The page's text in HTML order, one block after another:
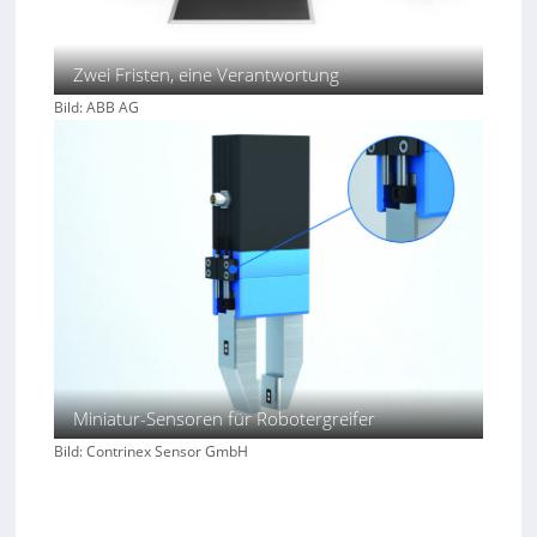
Zwei Fristen, eine Verantwortung
Bild: ABB AG
Miniatur-Sensoren für Robotergreifer
Bild: Contrinex Sensor GmbH